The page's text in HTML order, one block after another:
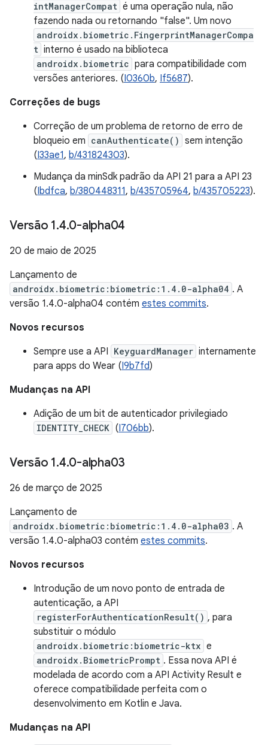
intManagerCompat é uma operação nula, não
fazendo nada ou retornando "false". Um novo
androidx.biometric.FingerprintManagerCompa
t interno é usado na biblioteca
androidx.biometric para compatibilidade com
versões anteriores. (I0360b, If5687).
Correções de bugs
Correção de um problema de retorno de erro de
bloqueio em canAuthenticate() sem intenção
(I33ae1, b/431824303).
Mudança da minSdk padrão da API 21 para a API 23
(Ibdfca, b/380448311, b/435705964, b/435705223).
Versão 1.4.0-alpha04
20 de maio de 2025
Lançamento de
androidx.biometric:biometric:1.4.0-alpha04 . A
versão 1.4.0-alpha04 contém estes commits.
Novos recursos
Sempre use a API KeyguardManager internamente
para apps do Wear (I9b7fd)
Mudanças na API
Adição de um bit de autenticador privilegiado
IDENTITY_CHECK (I706bb).
Versão 1.4.0-alpha03
26 de março de 2025
Lançamento de
androidx.biometric:biometric:1.4.0-alpha03 . A
versão 1.4.0-alpha03 contém estes commits.
Novos recursos
Introdução de um novo ponto de entrada de
autenticação, a API
registerForAuthenticationResult() , para
substituir o módulo
androidx.biometric:biometric-ktx e
androidx.BiometricPrompt . Essa nova API é
modelada de acordo com a API Activity Result e
oferece compatibilidade perfeita com o
desenvolvimento em Kotlin e Java.
Mudanças na API